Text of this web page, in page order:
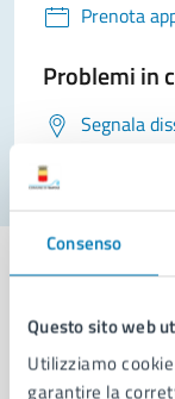
Consenso
Questo sito web
Utilizziamo
garantire la
Prenota
Problemi in
Segnala